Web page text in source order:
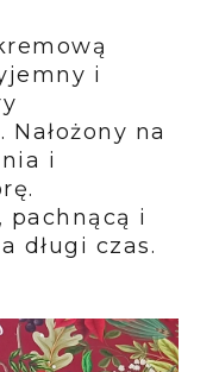
i
na
i
pachnącą i
długi czas.